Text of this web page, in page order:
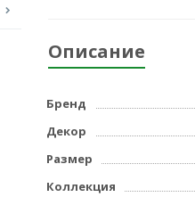
Описание
Бренд
Декор
Размер
Коллекция